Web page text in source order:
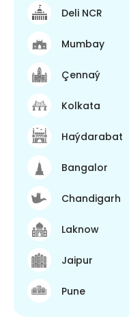
Deli NCR
Mumbay
Çennaý
Kolkata
Haýdarabat
Bangalor
Chandigarh
Laknow
Jaipur
Pune